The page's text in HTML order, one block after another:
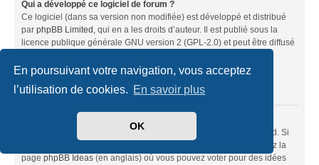
En poursuivant votre navigation, vous acceptez
l’utilisation de cookies. En savoir plus
OK
Qui a développé ce logiciel de forum ?
Ce logiciel (dans sa version non modifiée) est développé et distribué
par phpBB Limited, qui en a les droits d’auteur. Il est publié sous la
licence publique générale GNU version 2 (GPL-2.0) et peut être diffusé
À propos de phpBB» (en anglais).
Haut
Ce logiciel a été développé et mis sous licence par phpBB Limited. Si
vous pensez qu’une fonctionnalité nécessite d’être ajoutée, visitez la
page phpBB Ideas (en anglais) où vous pouvez voter pour des idées